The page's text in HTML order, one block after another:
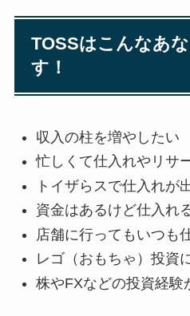
TOSSはこんなあ
す！
収入の柱を増やしたい
忙しくて仕入れやリサ
トイザらスで仕入れが
資金はあるけど仕入れ
店舗に行ってもいつも
レゴ（おもちゃ）投資
株やFXなどの投資経験